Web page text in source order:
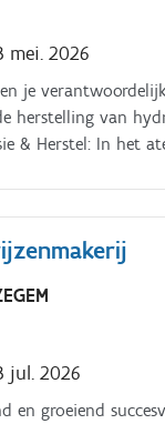
mei. 2026
je
herstelling van
& Herstel: In het
je welke
jul. 2026
en groeiend